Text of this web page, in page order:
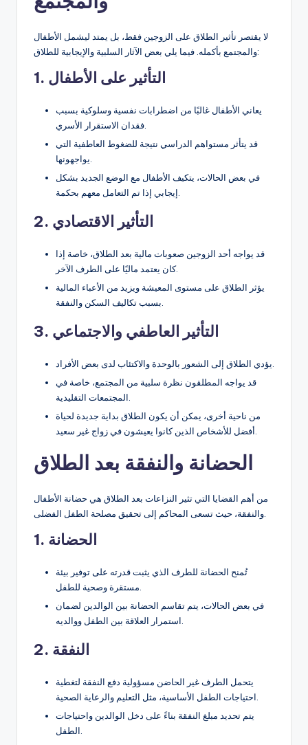
لا يقتصر تأثير الطلاق على الزوجين فقط، بل يمتد ليشمل الأطفال
والمجتمع بأكمله. فيما يلي بعض الآثار السلبية والإيجابية للطلاق:
1. التأثير على الأطفال
يعاني الأطفال غالبًا من اضطرابات نفسية وسلوكية بسبب
قد يتأثر مستواهم الدراسي نتيجة للضغوط العاطفية التي
في بعض الحالات، يتكيف الأطفال مع الوضع الجديد بشكل
2. التأثير الاقتصادي
قد يواجه أحد الزوجين صعوبات مالية بعد الطلاق، خاصة إذا
كان يعتمد ماليًا على الطرف الآخر.
يؤثر الطلاق على مستوى المعيشة ويزيد من الأعباء المالية
3. التأثير العاطفي والاجتماعي
قد يواجه المطلقون نظرة سلبية من المجتمع، خاصة في
من ناحية أخرى، يمكن أن يكون الطلاق بداية جديدة لحياة
الحضانة والنفقة بعد الطلاق
من أهم القضايا التي تثير النزاعات بعد الطلاق هي حضانة الأطفال
1. الحضانة
تُمنح الحضانة للطرف الذي يثبت قدرته على توفير بيئة
في بعض الحالات، يتم تقاسم الحضانة بين الوالدين لضمان
2. النفقة
يتحمل الطرف غير الحاضن مسؤولية دفع النفقة لتغطية
يتم تحديد مبلغ النفقة بناءً على دخل الوالدين واحتياجات
الطفل.